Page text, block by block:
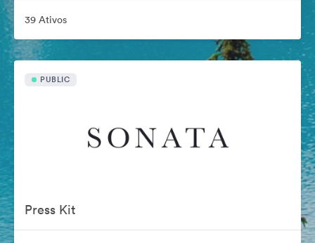
39 Ativos
PUBLIC
Press Kit